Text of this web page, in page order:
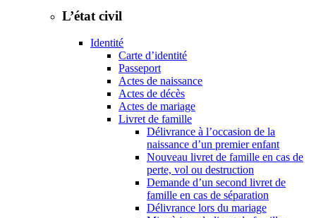
L’état civil
Identité
Carte d’identité
Passeport
Actes de naissance
Actes de décès
Actes de mariage
Livret de famille
Délivrance à l’occasion de la
naissance d’un premier enfant
Nouveau livret de famille en cas de
perte, vol ou destruction
Demande d’un second livret de
famille en cas de séparation
Délivrance lors du mariage